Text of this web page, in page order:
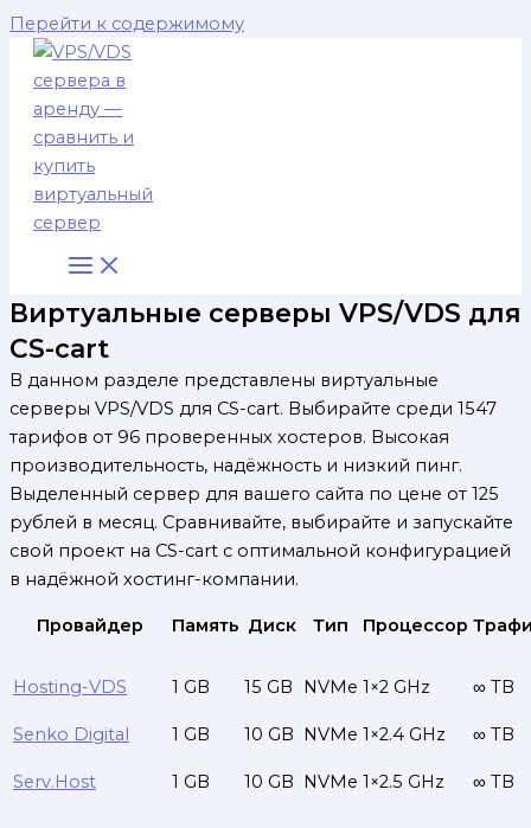
Перейти к содержимому
Виртуальные серверы VPS/VDS для
CS-cart
В данном разделе представлены виртуальные
серверы VPS/VDS для CS-cart. Выбирайте среди 1547
тарифов от 96 проверенных хостеров. Высокая
производительность, надёжность и низкий пинг.
Выделенный сервер для вашего сайта по цене от 125
рублей в месяц. Сравнивайте, выбирайте и запускайте
свой проект на CS-cart с оптимальной конфигурацией
в надёжной хостинг-компании.
Провайдер Память Диск Тип Процессор
Hosting-VDS 1 GB 15 GB NVMe 1×2 GHz ∞ TB
Senko Digital 1 GB 10 GB NVMe 1×2.4 GHz ∞ TB
Serv.Host 1 GB 10 GB NVMe 1×2.5 GHz ∞ TB